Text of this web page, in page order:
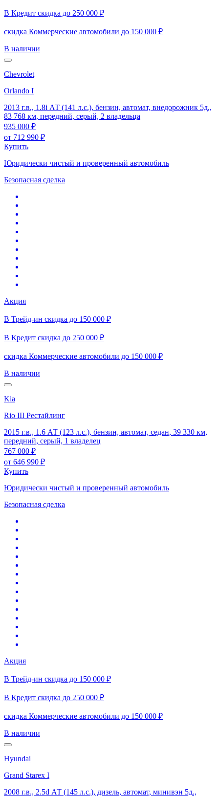
В Кредит скидка до 250 000 ₽
скидка Коммерческие автомобили до 150 000 ₽
В наличии
Chevrolet
Orlando I
2013 г.в., 1.8i АТ (141 л.с.), бензин, автомат, внедорожник 5д.,
83 768 км, передний, серый, 2 владельца
935 000 ₽
от 712 990 ₽
Купить
Юридически чистый и проверенный автомобиль
Безопасная сделка
Акция
В Трейд-ин скидка до 150 000 ₽
В Кредит скидка до 250 000 ₽
скидка Коммерческие автомобили до 150 000 ₽
В наличии
Kia
Rio III Рестайлинг
2015 г.в., 1.6 АТ (123 л.с.), бензин, автомат, седан, 39 330 км,
передний, серый, 1 владелец
767 000 ₽
от 646 990 ₽
Купить
Юридически чистый и проверенный автомобиль
Безопасная сделка
Акция
В Трейд-ин скидка до 150 000 ₽
В Кредит скидка до 250 000 ₽
скидка Коммерческие автомобили до 150 000 ₽
В наличии
Hyundai
Grand Starex I
2008 г.в., 2.5d АТ (145 л.с.), дизель, автомат, минивэн 5д.,